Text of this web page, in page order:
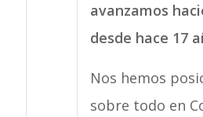
avanzamos
desde hace 17
Nos hemos
sobre todo en